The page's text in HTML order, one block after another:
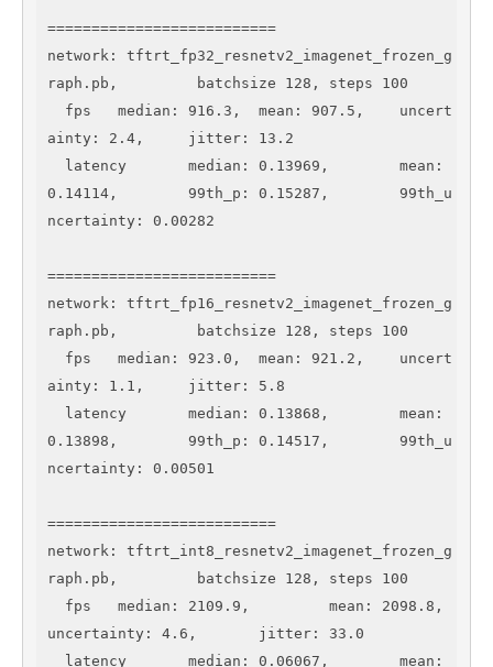
==========================
network: tftrt_fp32_resnetv2_imagenet_frozen_g
raph.pb,	 batchsize 128, steps 100
ainty: 2.4, 	jitter: 13.2
0.14114, 	99th_p: 0.15287, 	99th_u
ncertainty: 0.00282
==========================
network: tftrt_fp16_resnetv2_imagenet_frozen_g
raph.pb,	 batchsize 128, steps 100
ainty: 1.1, 	jitter: 5.8
0.13898, 	99th_p: 0.14517, 	99th_u
ncertainty: 0.00501
==========================
network: tftrt_int8_resnetv2_imagenet_frozen_g
raph.pb,	 batchsize 128, steps 100
uncertainty: 4.6, 	jitter: 33.0